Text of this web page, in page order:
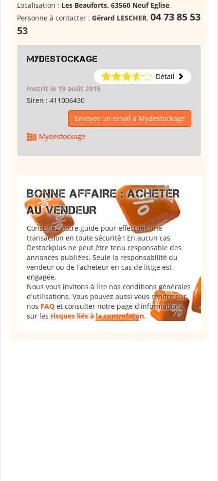
Localisation : Les Beauforts, 63560 Neuf Eglise,
Personne à contacter : Gérard LESCHER, 04 73 85 53
53
Mydestockage
Détail
Inscrit le 19 août 2015
Siren : 411006430
Envoyer un email à Mydestockage
Mydestockage
BONNE AFFAIRE : ACHETER
AU VENDEUR
Consultez notre guide pour effectuer une
transaction en toute sécurité ! En aucun cas
Destockplus ne peut être tenu responsable des
annonces publiées. Seule la responsabilité du
vendeur ou de l'acheteur en cas de litige est
engagée.
Nous vous invitons à lire nos conditions générales
d'utilisations. Vous pouvez aussi vous rendre sur
nos FAQ et consulter notre page d'informations
sur les risques liés à la contrefaçon.